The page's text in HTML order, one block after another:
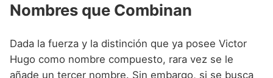
Nombres que Combinan
Dada la fuerza y la distinción que ya posee Victor
Hugo como nombre compuesto, rara vez se le
añade un tercer nombre. Sin embargo, si se busca